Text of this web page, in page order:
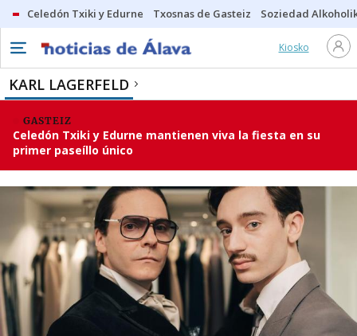
Celedón Txiki y Edurne Txosnas de Gasteiz Soziedad
Kiosko
KARL LAGERFELD
GASTEIZ
Celedón Txiki y Edurne mantienen viva la fiesta en su
primer paseíllo único